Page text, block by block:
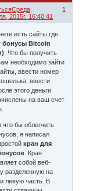
1
Среда,
2015г. 16:40:41
есть сайты где
бонусы Bitcoin
. Что бы получить
необходимо зайти
ввести номер
ввести
этого деньги
на ваш счет
что бы облегчить
я написал
кран для
. Кран
собой веб-
разделенную на
левую часть. В